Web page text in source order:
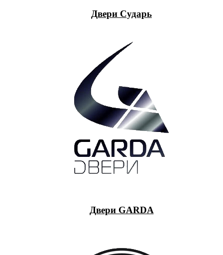
Двери Сударь
Двери GARDA